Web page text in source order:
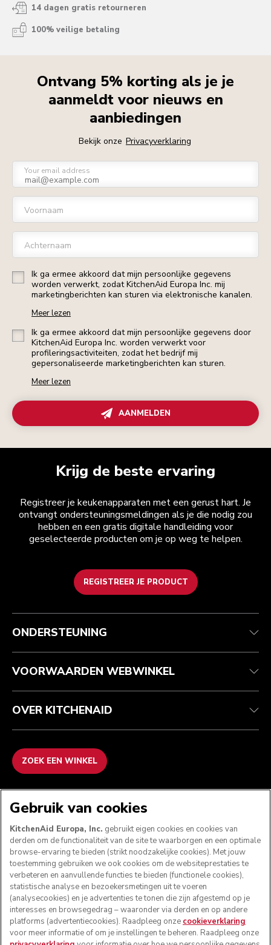
14 dagen gratis retourneren
100% veilige betaling
Ontvang 5% korting als je je
aanmeldt voor nieuws en
aanbiedingen
Bekijk onze Privacyverklaring
Your email address
Voornaam
Achternaam
Ik ga ermee akkoord dat mijn persoonlijke gegevens
worden verwerkt, zodat KitchenAid Europa Inc. mij
marketingberichten kan sturen via elektronische kanalen.
Meer lezen
Ik ga ermee akkoord dat mijn persoonlijke gegevens door
KitchenAid Europa Inc. worden verwerkt voor
profileringsactiviteiten, zodat het bedrijf mij
gepersonaliseerde marketingberichten kan sturen.
Meer lezen
AANMELDEN
Krijg de beste ervaring
Registreer je keukenapparaten met een gerust hart. Je
ontvangt ondersteuningsmeldingen als je die nodig zou
hebben en een gratis digitale handleiding voor
geselecteerde producten om je op weg te helpen.
REGISTREER JE PRODUCT
Health check
Je bestelling volgen
Recupel
Algemene voorwaarden
Retournering en terugbetaling
ODR
Het merk
Zoek een winkel
ONDERSTEUNING
VOORWAARDEN WEBWINKEL
OVER KITCHENAID
ZOEK EEN WINKEL
VOLG ONS
Gebruik van cookies
KitchenAid Europa, Inc. gebruikt eigen cookies en cookies van
derden om de functionaliteit van de site te waarborgen en een optimale
browse-ervaring te bieden (strikt noodzakelijke cookies). Met jouw
toestemming gebruiken we ook cookies om de websiteprestaties te
verbeteren en aanvullende functies te bieden (functionele cookies),
statistische analyse en bezoekersmetingen uit te voeren
(analysecookies) en je advertenties te tonen die zijn afgestemd op je
interesses en browsegedrag – waaronder via derden en op andere
platforms (advertentiecookies). Raadpleeg onze cookieverklaring
voor meer informatie of om je instellingen te beheren. Raadpleeg onze